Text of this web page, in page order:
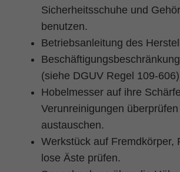
Sicherheitsschuhe und
benutzen.
Betriebsanleitung des
(siehe DGUV Regel 109-
Hobelmesser auf ihre
Verunreinigungen
austauschen.
Werkstück auf Fremdkörper,
lose Äste prüfen.